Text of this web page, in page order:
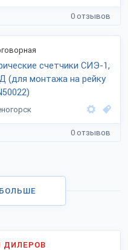
0 отзывов
счетчики СИЭ-1,
(для монтажа на рейку
0 отзывов
ДИЛЕРОВ